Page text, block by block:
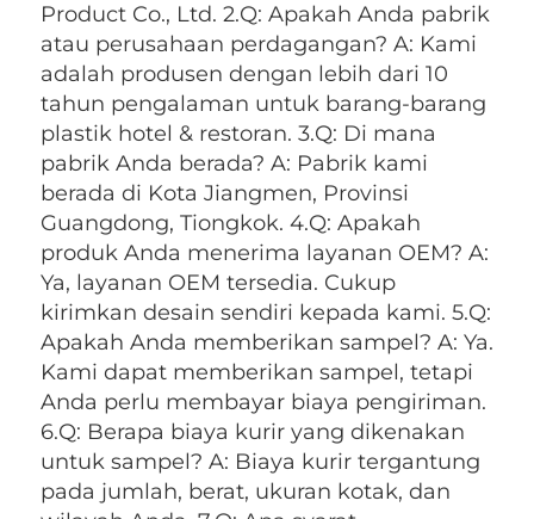
Product Co., Ltd. 2.Q: Apakah Anda pabrik
atau perusahaan perdagangan? A: Kami
adalah produsen dengan lebih dari 10
tahun pengalaman untuk barang-barang
plastik hotel & restoran. 3.Q: Di mana
pabrik Anda berada? A: Pabrik kami
berada di Kota Jiangmen, Provinsi
Guangdong, Tiongkok. 4.Q: Apakah
produk Anda menerima layanan OEM? A:
Ya, layanan OEM tersedia. Cukup
kirimkan desain sendiri kepada kami. 5.Q:
Apakah Anda memberikan sampel? A: Ya.
Kami dapat memberikan sampel, tetapi
Anda perlu membayar biaya pengiriman.
6.Q: Berapa biaya kurir yang dikenakan
untuk sampel? A: Biaya kurir tergantung
pada jumlah, berat, ukuran kotak, dan